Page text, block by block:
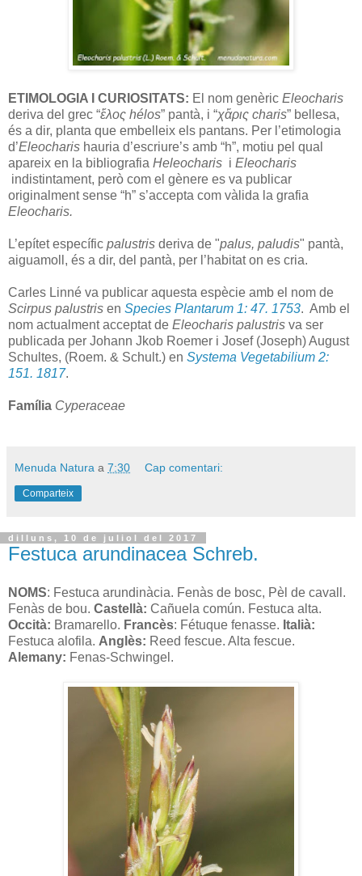
ETIMOLOGIA I CURIOSITATS: El nom genèric Eleocharis
deriva del grec “ἕλος hélos” pantà, i “χἄρις charis” bellesa,
és a dir, planta que embelleix els pantans. Per l’etimologia
d’Eleocharis hauria d’escriure’s amb “h”, motiu pel qual
apareix en la bibliografia Heleocharis i Eleocharis
indistintament, però com el gènere es va publicar
originalment sense “h” s’accepta com vàlida la grafia
Eleocharis.
L’epítet específic palustris deriva de "palus, paludis" pantà,
aiguamoll, és a dir, del pantà, per l’habitat on es cria.
Carles Linné va publicar aquesta espècie amb el nom de
Scirpus palustris en Species Plantarum 1: 47. 1753. Amb el
nom actualment acceptat de Eleocharis palustris va ser
publicada per Johann Jkob Roemer i Josef (Joseph) August
Schultes, (Roem. & Schult.) en Systema Vegetabilium 2:
151. 1817.
Família Cyperaceae
Menuda Natura a 7:30 Cap comentari:
Comparteix
dilluns, 10 de juliol del 2017
Festuca arundinacea Schreb.
NOMS: Festuca arundinàcia. Fenàs de bosc, Pèl de cavall.
Fenàs de bou. Castellà: Cañuela común. Festuca alta.
Occità: Bramarello. Francès: Fétuque fenasse. Italià:
Festuca alofila. Anglès: Reed fescue. Alta fescue.
Alemany: Fenas-Schwingel.